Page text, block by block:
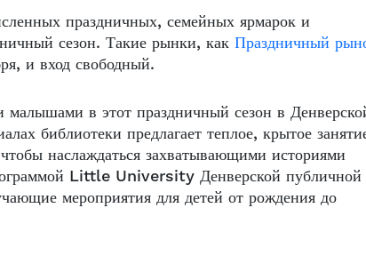
праздничных, семейных ярмарок и
сезон. Такие рынки, как Праздничный
и вход свободный.
в этот праздничный сезон в
библиотеки предлагает теплое, крытое
наслаждаться захватывающими историями
Little University Денверской публичной
мероприятия для детей от рождения до